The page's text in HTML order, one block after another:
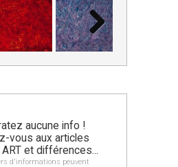
aucune info !
vous aux articles
et différences...
d'informations peuvent